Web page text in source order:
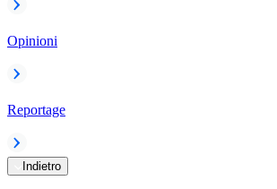
Opinioni
Reportage
Indietro